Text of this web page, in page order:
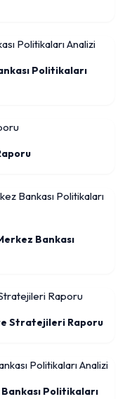
Politikaları
Bankası
Stratejileri Raporu
Politikaları